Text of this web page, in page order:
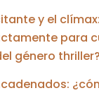
y el
para
género thriller?